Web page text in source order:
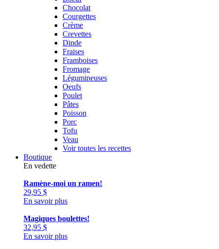
Chocolat
Courgettes
Crème
Crevettes
Dinde
Fraises
Framboises
Fromage
Légumineuses
Oeufs
Poulet
Pâtes
Poisson
Porc
Tofu
Veau
Voir toutes les recettes
Boutique
En vedette
Ramène-moi un ramen!
29,95 $
En savoir plus
Magiques boulettes!
32,95 $
En savoir plus